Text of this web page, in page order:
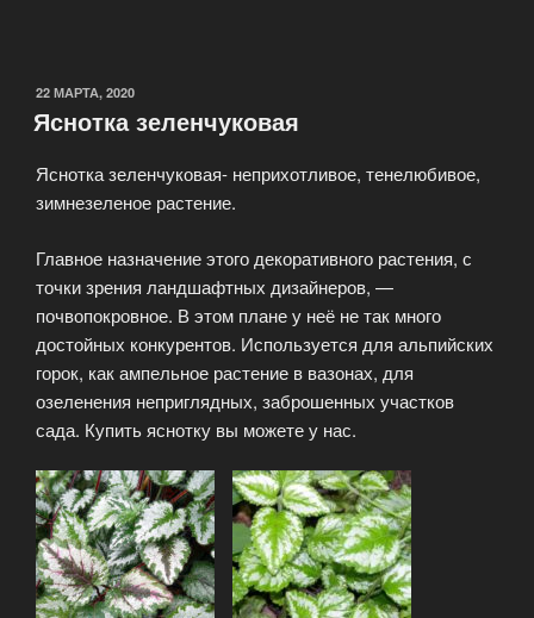
ОПУБЛИКОВАНО
22 МАРТА, 2020
Яснотка зеленчуковая
Яснотка зеленчуковая- неприхотливое, тенелюбивое,
зимнезеленое растение.
Главное назначение этого декоративного растения, с
точки зрения ландшафтных дизайнеров, —
почвопокровное. В этом плане у неё не так много
достойных конкурентов. Используется для альпийских
горок, как ампельное растение в вазонах, для
озеленения неприглядных, заброшенных участков
сада. Купить яснотку вы можете у нас.